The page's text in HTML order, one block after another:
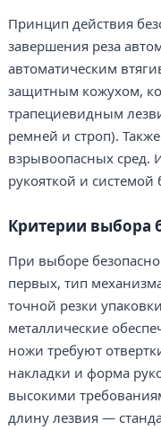
Принцип действия
завершения реза
автоматическим
защитным кожухом,
трапециевидным
ремней и строп).
взрывоопасных сред.
рукояткой и
Критерии выбора
При выборе
первых, тип
точной резки
металлические
ножи требуют
накладки и форма
высокими
длину лезвия —